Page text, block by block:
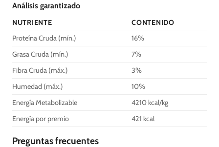
Análisis garantizado
NUTRIENTE
CONTENIDO
Proteína Cruda (mín.)
16%
Grasa Cruda (mín.)
7%
Fibra Cruda (máx.)
3%
Humedad (máx.)
10%
Energía Metabolizable
4210 kcal/kg
Energía por premio
421 kcal
Preguntas frecuentes